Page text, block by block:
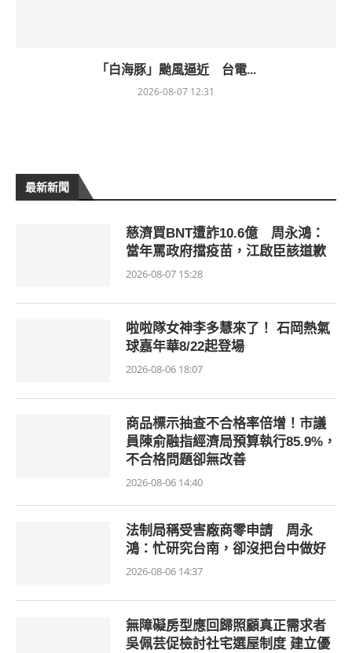
「白海豚」颱風逼近 台電...
2026-08-07 12:31
最新新聞
慈濟買BNT遭詐10.6億 周永鴻：
當年罵政府擋疫苗，江啟臣該道歉
2026-08-07 15:28
啦啦隊女神李多慧來了！ 石岡熱氣
球嘉年華8/22起登場
2026-08-06 18:07
商品標示抽查不合格率倍增！市議
員陳俞融指經濟局預算執行85.9%，
不合格問題卻無改善
2026-08-06 14:40
法制局稱受害廠商零申請 周永
鴻：忙研究台南，卻沒把台中做好
2026-08-06 14:37
無障礙房型應回歸照顧真正需求者
吳佩芸促檢討社宅選屋制度 建立優